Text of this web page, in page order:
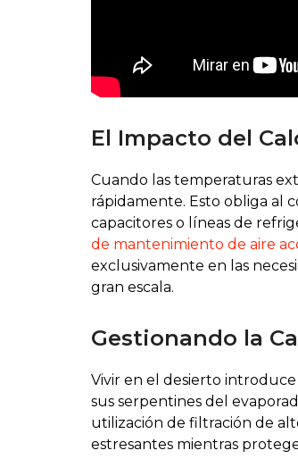
El Impacto del
Cuando las temperaturas
rápidamente. Esto obliga al
capacitores o líneas de
de mantenimiento de aire
exclusivamente en las
gran escala.
Gestionando la
Vivir en el desierto
sus serpentines del
utilización de filtración de
estresantes mientras